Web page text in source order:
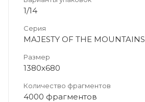
1/14
Серия
MAJESTY OF THE MOUNTAINS
Размер
1380х680
Количество фрагментов
4000 фрагментов